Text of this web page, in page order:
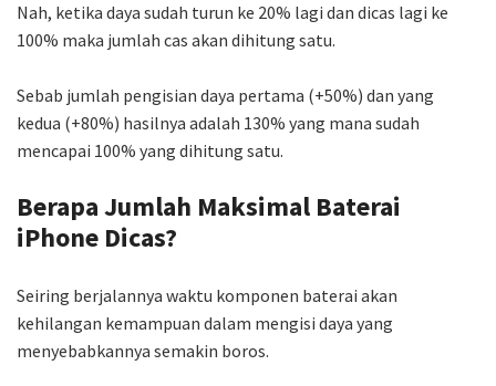
Nah, ketika daya sudah turun ke 20% lagi dan dicas lagi ke
100% maka jumlah cas akan dihitung satu.
Sebab jumlah pengisian daya pertama (+50%) dan yang
kedua (+80%) hasilnya adalah 130% yang mana sudah
mencapai 100% yang dihitung satu.
Berapa Jumlah Maksimal Baterai
iPhone Dicas?
Seiring berjalannya waktu komponen baterai akan
kehilangan kemampuan dalam mengisi daya yang
menyebabkannya semakin boros.